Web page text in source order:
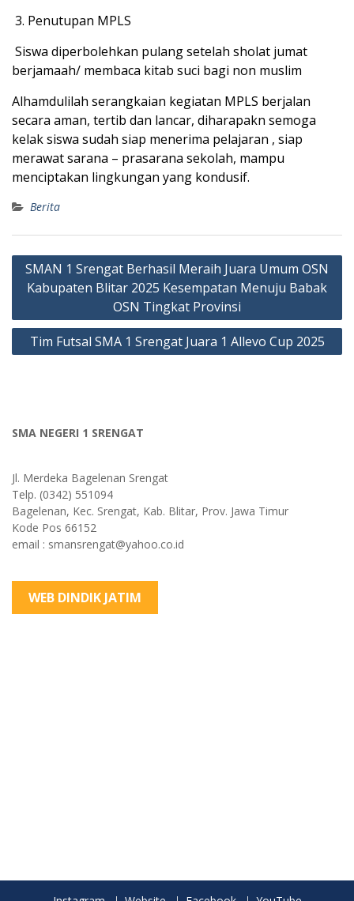
Penutupan MPLS
Siswa diperbolehkan pulang setelah sholat jumat
berjamaah/ membaca kitab suci bagi non muslim
Alhamdulilah serangkaian kegiatan MPLS berjalan
secara aman, tertib dan lancar, diharapakn semoga
kelak siswa sudah siap menerima pelajaran , siap
merawat sarana – prasarana sekolah, mampu
menciptakan lingkungan yang kondusif.
Berita
Post
navigation
SMAN 1 Srengat Berhasil Meraih Juara Umum OSN
Kabupaten Blitar 2025 Kesempatan Menuju Babak
OSN Tingkat Provinsi
Tim Futsal SMA 1 Srengat Juara 1 Allevo Cup 2025
SMA NEGERI 1 SRENGAT
Jl. Merdeka Bagelenan Srengat
Telp. (0342) 551094
Bagelenan, Kec. Srengat, Kab. Blitar, Prov. Jawa Timur
Kode Pos 66152
email : smansrengat@yahoo.co.id
WEB DINDIK JATIM